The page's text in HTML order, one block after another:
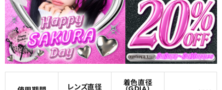
お買い物ガイド
お問い合わせ
よくあるご質問
ブログページ レンズ直径 着色直径
(GDIA)